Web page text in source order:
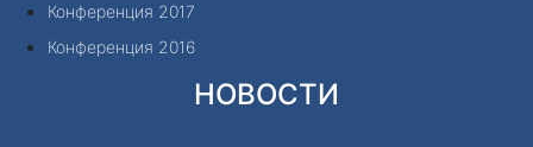
Конференция 2017
Конференция 2016
НОВОСТИ